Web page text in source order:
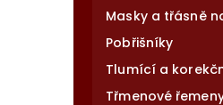
Masky a třásně
Pobřišníky
Tlumící a
Třmenové